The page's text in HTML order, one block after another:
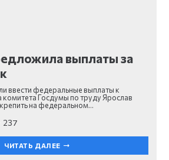
выплаты за
ввести федеральные выплаты к
Госдумы по труду Ярослав
на федеральном…
237
ЧИТАТЬ ДАЛЕЕ